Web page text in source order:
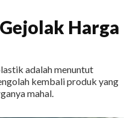
Harga
adalah menuntut
kembali produk yang
mahal.